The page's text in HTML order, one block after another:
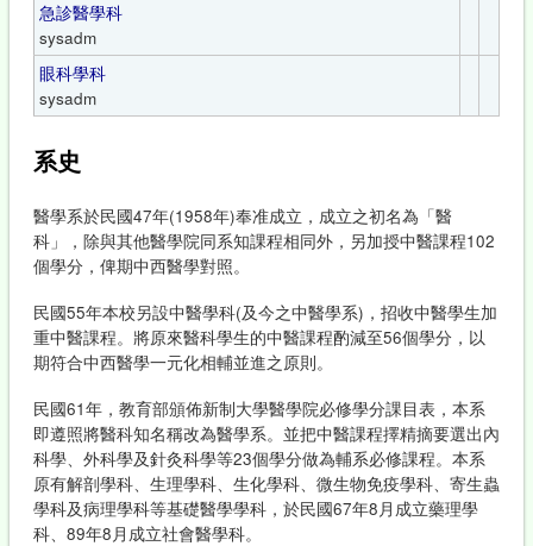
急診醫學科
sysadm
眼科學科
sysadm
系史
醫學系於民國47年(1958年)奉准成立，成立之初名為「醫
科」，除與其他醫學院同系知課程相同外，另加授中醫課程102
個學分，俾期中西醫學對照。
民國55年本校另設中醫學科(及今之中醫學系)，招收中醫學生加
重中醫課程。將原來醫科學生的中醫課程酌減至56個學分，以
期符合中西醫學一元化相輔並進之原則。
民國61年，教育部頒佈新制大學醫學院必修學分課目表，本系
即遵照將醫科知名稱改為醫學系。並把中醫課程擇精摘要選出內
科學、外科學及針灸科學等23個學分做為輔系必修課程。本系
原有解剖學科、生理學科、生化學科、微生物免疫學科、寄生蟲
學科及病理學科等基礎醫學學科，於民國67年8月成立藥理學
科、89年8月成立社會醫學科。